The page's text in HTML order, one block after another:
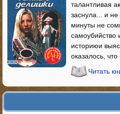
талантливая
заснула... и
минуты не
самоубийство
историюи
оказалось,
Читать